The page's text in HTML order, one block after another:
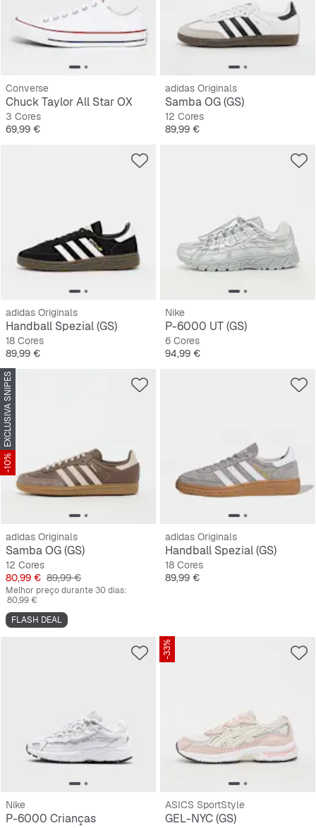
Converse
Chuck Taylor All Star OX
3 Cores
Preço
69,99 €
adidas Originals
Samba OG (GS)
12 Cores
Preço
89,99 €
adidas Originals
Handball Spezial (GS)
18 Cores
Preço
89,99 €
Nike
P-6000 UT (GS)
6 Cores
Preço
94,99 €
EXCLUSIVA SNIPES
-10%
adidas Originals
Samba OG (GS)
12 Cores
Preço
80,99 € Preço original
89,99 €
Melhor preço durante 30 dias:
80,99 €
FLASH DEAL
adidas Originals
Handball Spezial (GS)
18 Cores
Preço
89,99 €
Nike
P-6000 Crianças
-33%
ASICS SportStyle
GEL-NYC (GS)